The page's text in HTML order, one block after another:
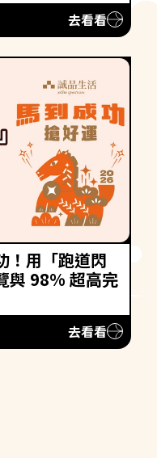
去看看
！用「跑道閃
與 98% 超高完
去看看